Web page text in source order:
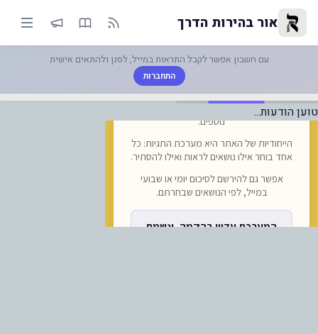
לתשומת לב: כל ההחומר והמידע
אור בהירות הדרך
עם חשבון אפשר לקבל התראות במייל, לסנן ולהתאים אישית
התחברות
טוען הודעות...